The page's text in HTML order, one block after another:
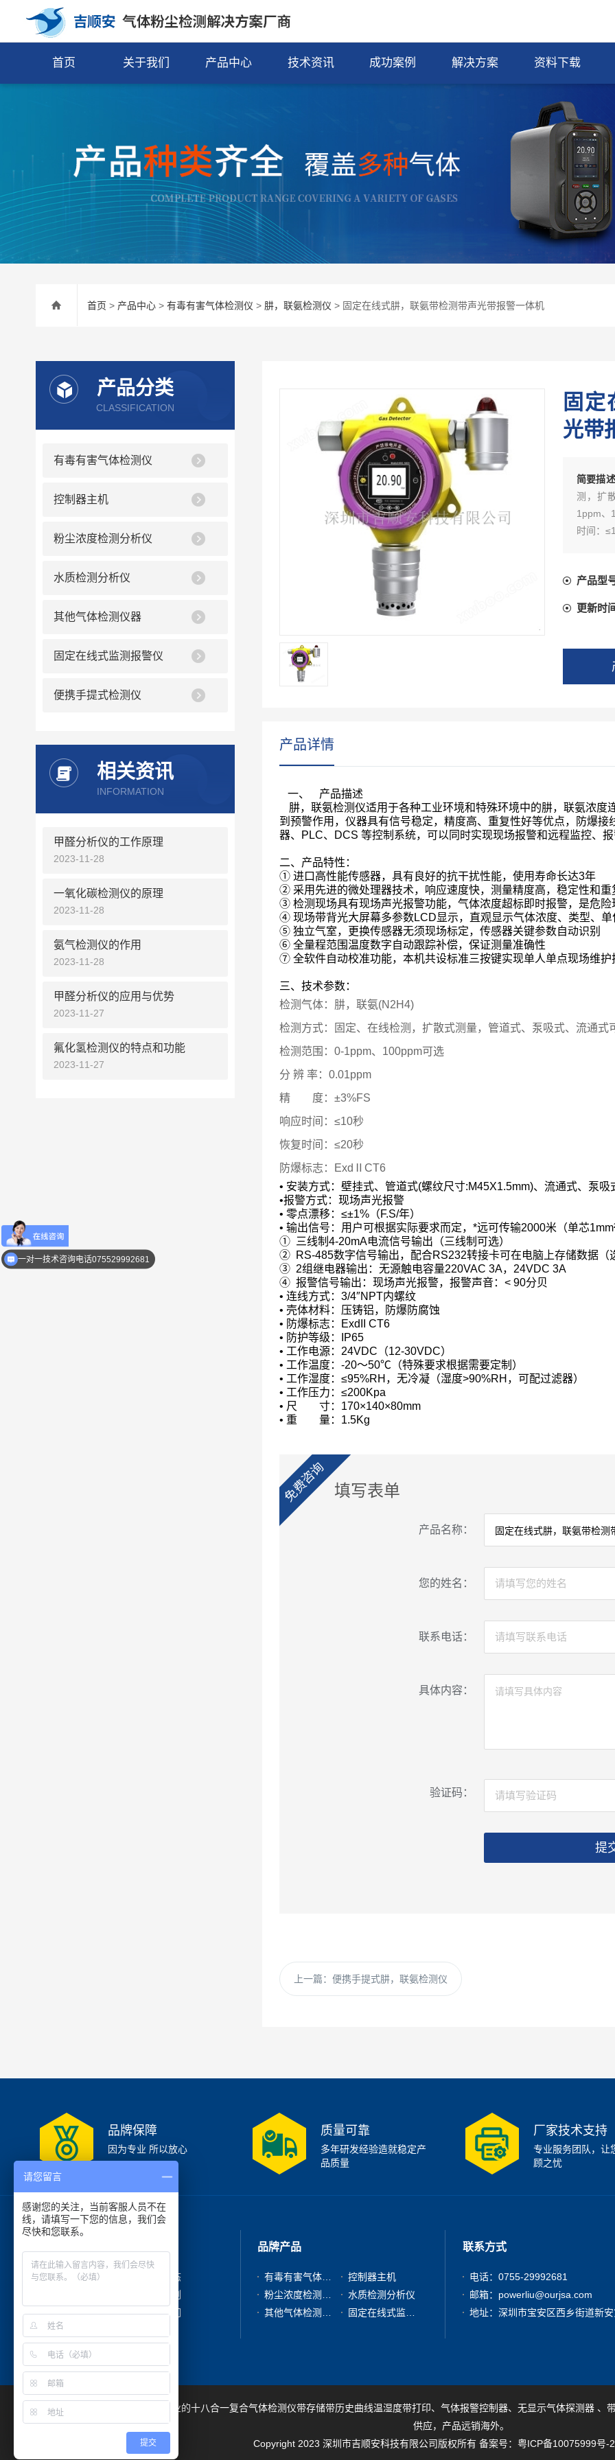
首页 关于我们 产品中心 技术资讯 成功案例 解决方案 资料下载
首页 > 产品中心 > 有毒有害气体检测仪 > 肼，联氨检测仪 > 固定在线式肼，联氨带检测带声光带报警一体机
固
光带
简要描
测，扩
1ppm
时间：
产品型
更新时
产品详情
一、
产品描述
肼，联氨检测仪适用于各种工业环境和特殊环境中的肼，联氨浓
到预警作用，仪器具有信号稳定，精度高、重复性好等优点，防爆
器、
PLC、 DCS 等控制系统，可以同时实现现场报警和远程监控、
二、产品特性：
① 进口高性能传感器，具有良好的抗干扰性能，使用寿命长达3年
② 采用先进的微处理器技术，响应速度快，测量精度高，稳定性和重
③ 检测现场具有现场声光报警功能，气体浓度超标即时报警，是危
④ 现场带背光大屏幕多参数LCD显示，直观显示气体浓度、类型、
⑤ 独立气室，更换传感器无须现场标定，传感器关键参数自动识别
⑥ 全量程范围温度数字自动跟踪补偿，保证测量准确性
⑦ 全软件自动校准功能，本机共设标准三按键实现单人单点现场维护
三、技术参数：
检测气体：肼，联氨(N2H4)
检测方式：固定、在线检测，扩散式测量，管道式、泵吸式、流通式
检测范围：0-1ppm、 100ppm可选
分 辨 率：0.01ppm
精 度：±3%FS
响应时间：≤10秒
恢复时间：≤20秒
防爆标志：ExdⅡCT6
• 安装方式：壁挂式、管道式(螺纹尺寸:M45X1.5mm)、流通式、泵吸
•报警方式：现场声光报警
• 零点漂移： ≤±1% （F.S/年）
• 输出信号：用户可根据实际要求而定，*远可传输2000米 （单芯1mm
① 三线制 4-20mA电流信号输出（三线制可选）
② RS-485数字信号输出，配合RS232转接卡可在电脑上存储数据
③ 2组继电器输出：无源触电容量220VAC 3A， 24VDC 3A
④ 报警信号输出：现场声光报警，报警声音： < 90分贝
• 连线方式： 3/4″NPT内螺纹
• 壳体材料：压铸铝，防爆防腐蚀
• 防爆标志：
ExdII CT6
• 防护等级：
IP65
• 工作电源： 24VDC （12-30VDC）
• 工作温度： -20～50℃ （特殊要求根据需要定制）
• 工作湿度： ≤95%RH ，无冷凝（湿度>90%RH ，可配过滤器）
• 工作压力： ≤200Kpa
• 尺 寸： 170×140×80mm
• 重 量： 1.5Kg
免费咨询 填写表单
产品名称：
您的姓名：
联系电话：
具体内容：
验证码：
提
上一篇： 便携手提式肼，联氨检测仪
产品分类
CLASSIFICATION
有毒有害气体检测仪
控制器主机
粉尘浓度检测分析仪
水质检测分析仪
其他气体检测仪器
固定在线式监测报警仪
便携手提式检测仪
相关资讯
INFORMATION
甲醛分析仪的工作原理
2023-11-28
一氧化碳检测仪的原理
2023-11-28
氨气检测仪的作用
2023-11-28
甲醛分析仪的应用与优势
2023-11-27
氟化氢检测仪的特点和功能
2023-11-27
品牌保障
因为专业 所以放心
质量可靠
多年研发经验造就稳定产
品质量
厂家技术支持
专业服务团队，让
顾之忧
公司简介
新闻动态
成功案例
在线咨询
联系我们
品牌产品
控制器主机
水质检测分析仪
固定在线式监测报警仪
联系方式
电话：0755-29992681
邮箱：powerliu@ourjsa.com
深圳市吉顺安科技有限公司是专业的十八合一复合气体检测仪带存储带历史曲线温湿度带打印、气体报警控制器、无显示气体探测器
供应，产品远销海外。
Copyright 2023 深圳市吉顺安科技有限公司版权所有 备案号： 粤ICP备10075999号-2
一对一技术咨询电话075529992681
优惠活动介绍
请您留言
感谢您的关注，当前客服人员不在
线，请填写一下您的信息，我们会
尽快和您联系。
提交